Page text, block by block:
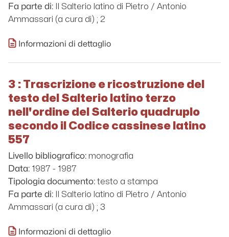
Fa parte di: Il Salterio latino di Pietro / Antonio
Ammassari (a cura di) ; 2
Informazioni di dettaglio
3 : Trascrizione e ricostruzione del
testo del Salterio latino terzo
nell'ordine del Salterio quadruplo
secondo il Codice cassinese latino
557
Livello bibliografico: monografia
Data: 1987 - 1987
Tipologia documento: testo a stampa
Fa parte di: Il Salterio latino di Pietro / Antonio
Ammassari (a cura di) ; 3
Informazioni di dettaglio